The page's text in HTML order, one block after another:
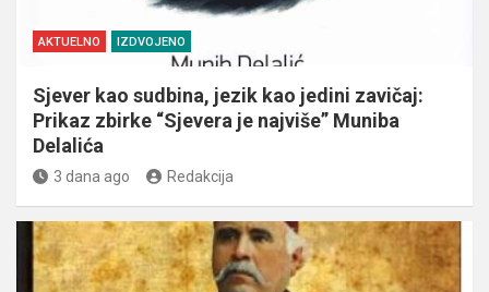
AKTUELNO IZDVOJENO
Sjever kao sudbina, jezik kao jedini zavičaj:
Prikaz zbirke “Sjevera je najviše” Muniba
Delalića
3 dana ago Redakcija